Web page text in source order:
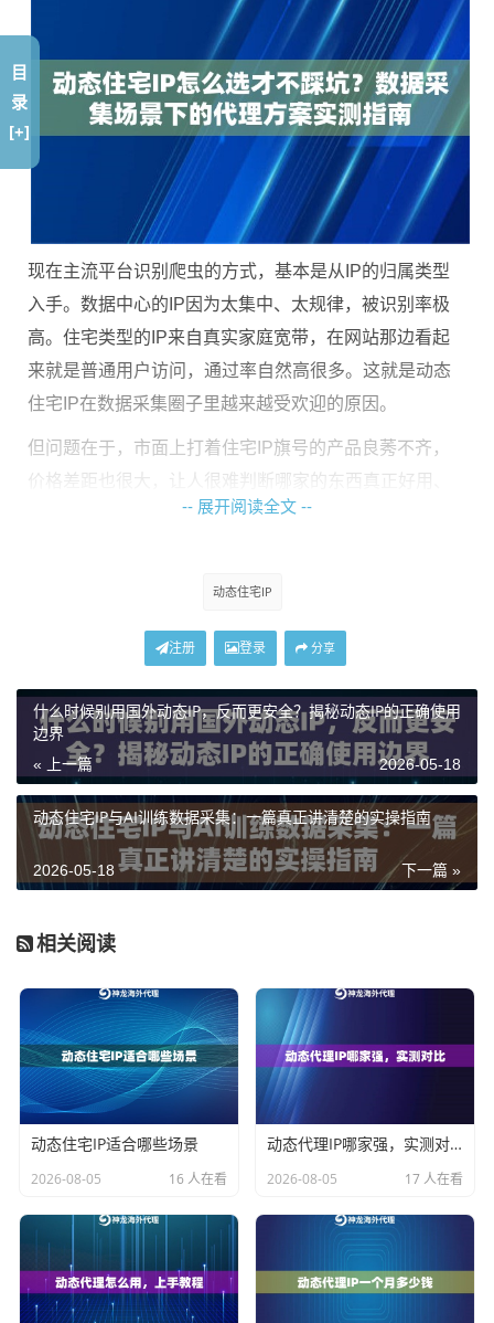
现在主流平台识别爬虫的方式，基本是从IP的归属类型
入手。数据中心的IP因为太集中、太规律，被识别率极
高。住宅类型的IP来自真实家庭宽带，在网站那边看起
来就是普通用户访问，通过率自然高很多。这就是动态
住宅IP在数据采集圈子里越来越受欢迎的原因。
但问题在于，市面上打着住宅IP旗号的产品良莠不齐，
价格差距也很大，让人很难判断哪家的东西真正好用、
稳定。本篇就围绕这个问题，从实际使用角度拆解不同
动态住宅IP的几种常见形态，别搞混了
市面上的代理IP产品，名字叫法五花八门，但实际上可
以按几个维度来区分：
按IP来源分：住宅IP来自真实家庭宽带，ISP代理来自互
联网服务提供商直接分配，数据中心IP来自机房服务
器。用于数据采集，住宅类型和ISP类型的被识别风险明
显低于机房IP。
按会话时长分：短效IP每次请求可以自动轮换，长效IP可
状态有依赖的，需要长效；纯粹抓公开数据、并发量大
的，短效轮换反而更合适。
按计费方式分：流量计费按实际使用的流量收钱，不限
量套餐按时间段购买，期间不限流量。两种方式各有适
用场景，下面会详细说。
搞清楚这几个维度，再去看别家的产品介绍，就不会被
各种营销话术绕晕了。
价格对比背后，真正影响稳定性的是什么
很多人选代理服务，第一反应是比价格。但做了一段时
-- 展开阅读全文 --
动态住宅IP
注册 登录 分享
什么时候别用国外动态IP，反而更安全？揭秘动态IP的正确使用
边界
« 上一篇 2026-05-18
动态住宅IP与AI训练数据采集：一篇真正讲清楚的实操指南
下一篇 »
2026-05-18
相关阅读
动态住宅IP适合哪些场景
2026-08-05 16 人在看
动态代理IP哪家强，实测对比
2026-08-05 17 人在看
目
录
[+]